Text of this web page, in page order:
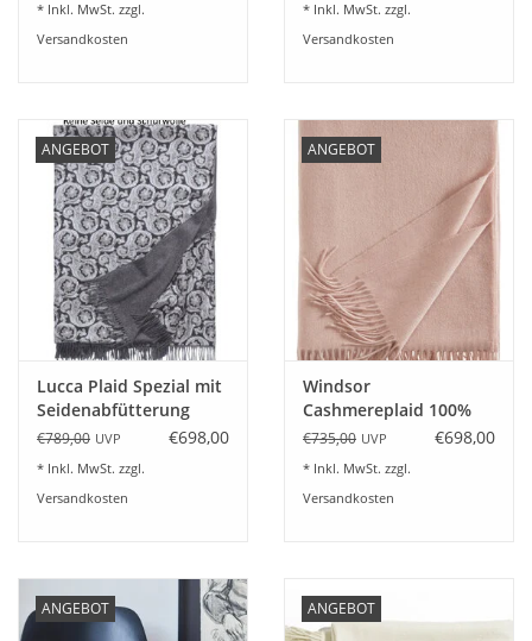
Kinder
Gutscheine
Accessoires Spa
Angebote
Info-Service
Geprüfter Webshop
Über uns
Tel.0049(0)7322-919376
* Inkl. MwSt. zzgl.
Versandkosten
* Inkl. MwSt. zzgl.
Versandkosten
ANGEBOT
Lucca Plaid Spezial mit
Seidenabfütterung
€789,00 UVP €698,00
* Inkl. MwSt. zzgl.
Versandkosten
ANGEBOT
Windsor
Cashmereplaid 100%
Kaschmir Farbe puder
€735,00 UVP €698,00
* Inkl. MwSt. zzgl.
Versandkosten
ANGEBOT ANGEBOT